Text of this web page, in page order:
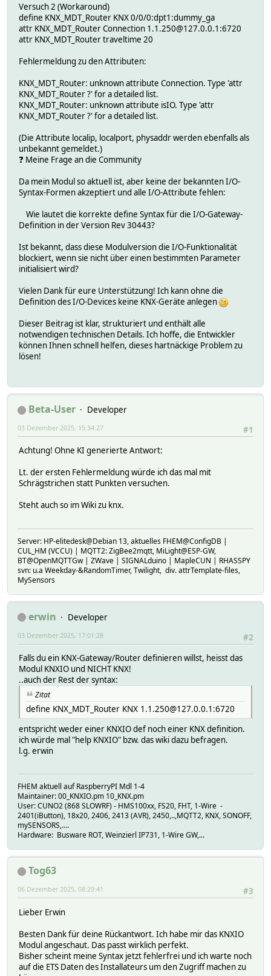
Versuch 2 (Workaround)
define KNX_MDT_Router KNX 0/0/0:dpt1:dummy_ga
attr KNX_MDT_Router Connection 1.1.250@127.0.0.1:6720
attr KNX_MDT_Router traveltime 20
Fehlermeldung zu den Attributen:
KNX_MDT_Router: unknown attribute Connection. Type 'attr
KNX_MDT_Router ?' for a detailed list.
KNX_MDT_Router: unknown attribute isIO. Type 'attr
KNX_MDT_Router ?' for a detailed list.
(Die Attribute localip, localport, physaddr werden ebenfalls als
unbekannt gemeldet.)
❓ Meine Frage an die Community
Da mein Modul so aktuell ist, aber keine der bekannten I/O-
Syntax-Formen akzeptiert und alle I/O-Attribute fehlen:
Wie lautet die korrekte define Syntax für die I/O-Gateway-
Definition in der Version Rev 30443?
Ist bekannt, dass diese Modulversion die I/O-Funktionalität
blockiert, wenn sie nicht über einen bestimmten Parameter
initialisiert wird?
Vielen Dank für eure Unterstützung! Ich kann ohne die
Definition des I/O-Devices keine KNX-Geräte anlegen
Dieser Beitrag ist klar, strukturiert und enthält alle
notwendigen technischen Details. Ich hoffe, die Entwickler
können Ihnen schnell helfen, dieses hartnäckige Problem zu
lösen!
Beta-User
Developer
#1
03 Dezember 2025, 15:34:27
Achtung! Ohne KI generierte Antwort:
Lt. der ersten Fehlermeldung würde ich das mal mit
Schrägstrichen statt Punkten versuchen.
Steht auch so im Wiki zu knx.
Server: HP-elitedesk@Debian 13, aktuelles FHEM@ConfigDB |
CUL_HM (VCCU) | MQTT2: ZigBee2mqtt, MiLight@ESP-GW,
BT@OpenMQTTGw | ZWave | SIGNALduino | MapleCUN | RHASSPY
svn: u.a Weekday-&RandomTimer, Twilight, div. attrTemplate-files,
MySensors
erwin
Developer
#2
03 Dezember 2025, 17:01:28
Falls du ein KNX-Gateway/Router definieren willst, heisst das
Modul KNXIO und NICHT KNX!
..auch der Rest der syntax:
Zitat
define KNX_MDT_Router KNX 1.1.250@127.0.0.1:6720
entspricht weder einer KNXIO def noch einer KNX definition.
ich würde mal "help KNXIO" bzw. das wiki dazu befragen.
l.g. erwin
FHEM aktuell auf RaspberryPI Mdl 1-4
Maintainer: 00_KNXIO.pm 10_KNX.pm
User: CUNO2 (868 SLOWRF) - HMS100xx, FS20, FHT, 1-Wire -
2401(iButton), 18x20, 2406, 2413 (AVR), 2450,..,MQTT2, KNX, SONOFF,
mySENSORS,....
Hardware: Busware ROT, Weinzierl IP731, 1-Wire GW,...
Tog63
#3
06 Dezember 2025, 08:29:41
Lieber Erwin
Besten Dank für deine Rückantwort. Ich habe mir das KNXIO
Modul angeschaut. Das passt wirklich perfekt.
Bisher scheint meine Syntax jetzt fehlerfrei und ich warte noch
auf die ETS Daten des Installateurs um den Zugriff machen zu